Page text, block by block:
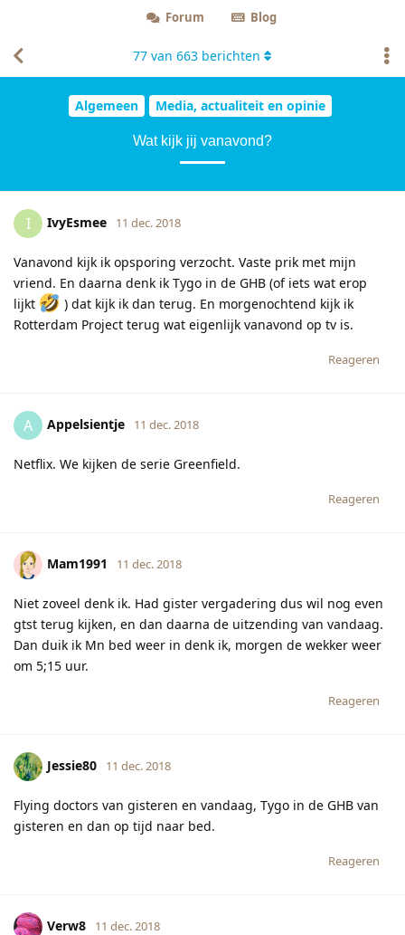
Forum Blog
Algemeen Media, actualiteit en opinie
Wat kijk jij vanavond?
77 van 663 berichten
I IvyEsmee 11 dec. 2018
Vanavond kijk ik opsporing verzocht. Vaste prik met mijn
vriend. En daarna denk ik Tygo in de GHB (of iets wat erop
lijkt
) dat kijk ik dan terug. En morgenochtend kijk ik
Rotterdam Project terug wat eigenlijk vanavond op tv is.
Reageren
A Appelsientje 11 dec. 2018
Netflix. We kijken de serie Greenfield.
Reageren
Mam1991 11 dec. 2018
Niet zoveel denk ik. Had gister vergadering dus wil nog even
gtst terug kijken, en dan daarna de uitzending van vandaag.
Dan duik ik Mn bed weer in denk ik, morgen de wekker weer
om 5;15 uur.
Reageren
Jessie80 11 dec. 2018
Flying doctors van gisteren en vandaag, Tygo in de GHB van
gisteren en dan op tijd naar bed.
Reageren
Verw8 11 dec. 2018